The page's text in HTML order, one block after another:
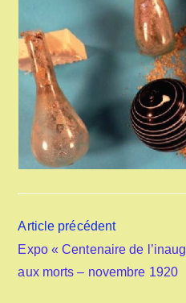
Read
articles
Article précédent
Expo « Centenaire de
aux morts – novembre 1920